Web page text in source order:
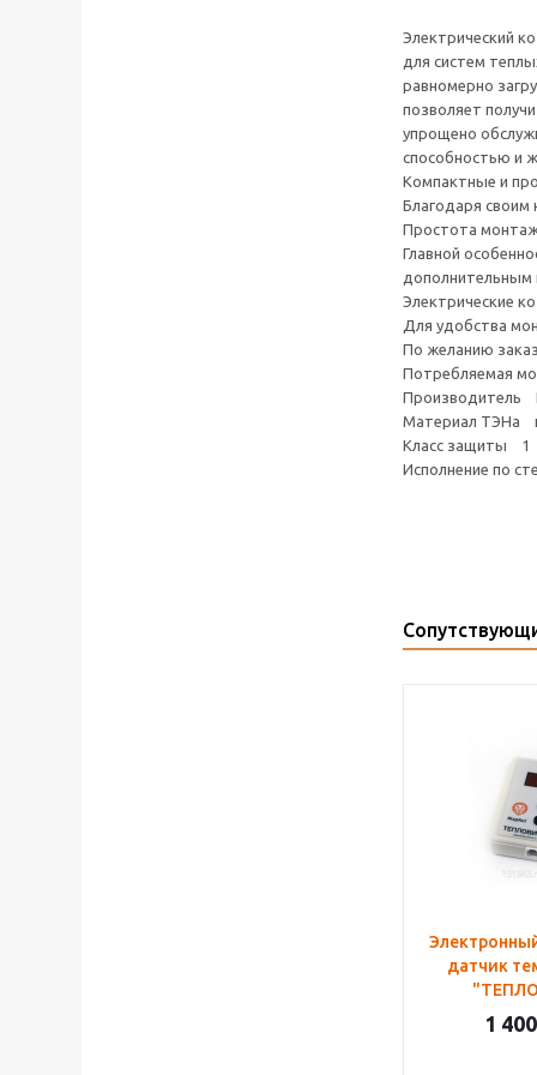
Электрический
для систем
равномерно
позволяет
упрощено
способностью и
Компактные и
Благодаря своим
Простота
Главной
дополнительным
Электрические
Для удобства
По желанию
Потребляемая
Производитель
Материал ТЭНа
Класс защиты 1
Исполнение по
датчик
1 400